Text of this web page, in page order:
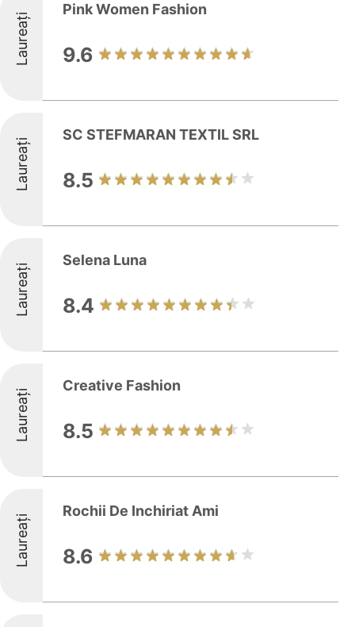
Laureați
Pink Women Fashion
9.6
Laureați
SC STEFMARAN TEXTIL SRL
8.5
Laureați
Selena Luna
8.4
Laureați
Creative Fashion
8.5
Laureați
Rochii De Inchiriat Ami
8.6